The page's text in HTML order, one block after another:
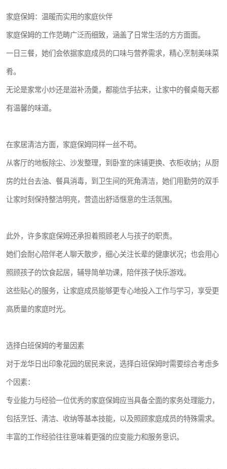
家庭保姆：温暖而实用的家庭伙伴
家庭保姆的工作范畴广泛而细致，涵盖了日常生活的方方面面。
一日三餐，她们会依据家庭成员的口味与营养需求，精心烹制美味菜
肴。
无论是家常小炒还是滋补汤羹，都能信手拈来，让家中的餐桌每天都
有温馨的味道。
在家居清洁方面，家庭保姆同样一丝不苟。
从客厅的地板除尘、沙发整理，到卧室的床铺更换、衣柜收纳；从厨
房的灶台去油、餐具消毒，到卫生间的死角清洁，她们用勤劳的双手
让家时刻保持整洁明亮，营造出舒适惬意的生活氛围。
此外，许多家庭保姆还承担着照顾老人与孩子的职责。
她们会耐心陪伴老人聊天散步，细心关注长辈的健康状况；也会用心
照顾孩子的饮食起居，辅导简单功课，陪伴孩子快乐游戏。
这些贴心的服务，让家庭成员能够更专心地投入工作与学习，享受更
高质量的家庭时光。
选择白班保姆的考量因素
对于龙华日出印象花园的居民来说，选择白班保姆时需要综合考虑多
个因素：
专业能力与经验一位优秀的家庭保姆应当具备全面的家务处理能力，
包括烹饪、清洁、收纳等基本技能，以及照顾家庭成员的特殊需求。
丰富的工作经验往往意味着更强的应变能力和服务意识。